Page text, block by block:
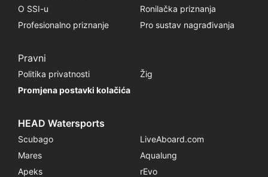
O SSI-u
Ronilačka priznanja
Profesionalno priznanje
Pro sustav nagrađivanja
Pravni
Politika privatnosti
Žig
Promjena postavki kolačića
HEAD Watersports
Scubago
LiveAboard.com
Mares
Aqualung
Apeks
rEvo